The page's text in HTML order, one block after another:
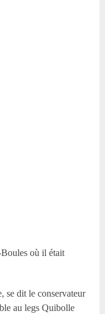
où il était
se dit le conservateur
au legs Quibolle